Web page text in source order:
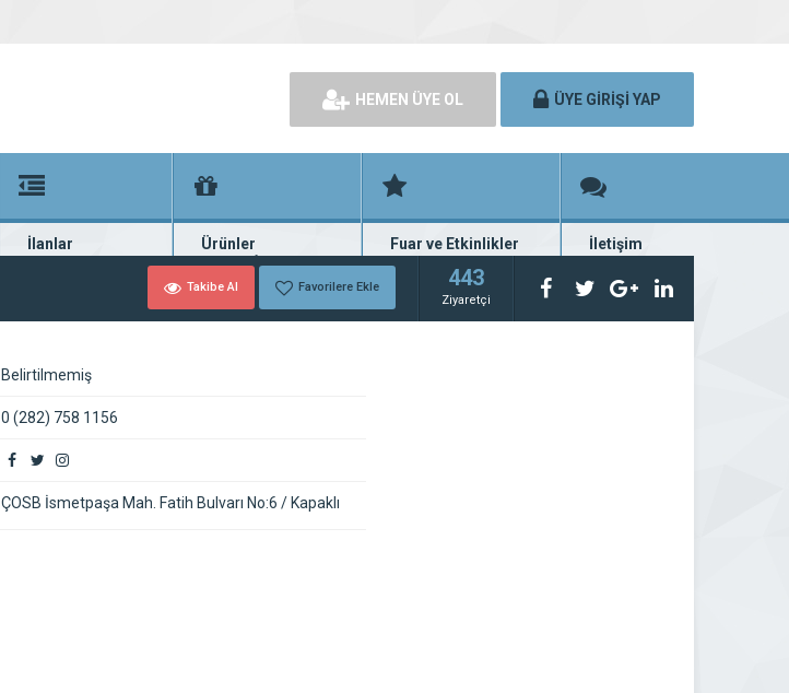
HEMEN ÜYE OL ÜYE GİRİŞİ YAP
İlanlar
Güncel seri ilanlar
Ürünler
Binlerce firma ürünü
Fuar ve Etkinlikler
Fuar ve etkinlik planları
İletişim
Bize ulaşın
Takibe Al Favorilere Ekle 443
Ziyaretçi
Belirtilmemiş
0 (282) 758 1156
ÇOSB İsmetpaşa Mah. Fatih Bulvarı No:6 / Kapaklı